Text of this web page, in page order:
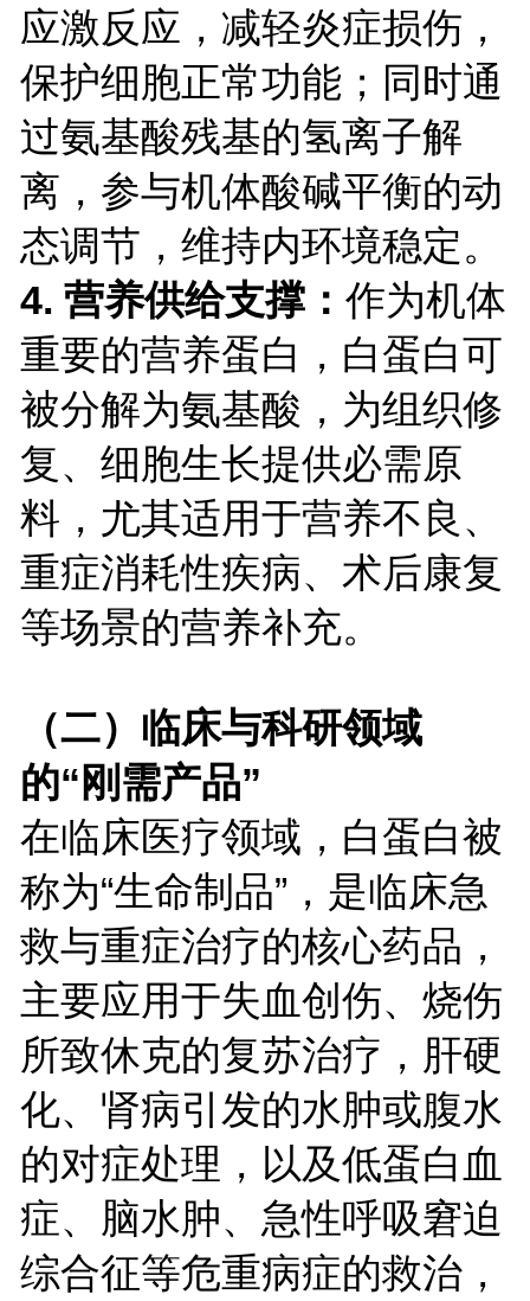
应激反应，减轻炎症损伤，
保护细胞正常功能；同时通
过氨基酸残基的氢离子解
离，参与机体酸碱平衡的动
态调节，维持内环境稳定。
4. 营养供给支撑： 作为机体
重要的营养蛋白，白蛋白可
被分解为氨基酸，为组织修
复、细胞生长提供必需原
料，尤其适用于营养不良、
重症消耗性疾病、术后康复
等场景的营养补充。
（二）临床与科研领域
的“刚需产品”
在临床医疗领域，白蛋白被
称为“生命制品”，是临床急
救与重症治疗的核心药品，
主要应用于失血创伤、烧伤
所致休克的复苏治疗，肝硬
化、肾病引发的水肿或腹水
的对症处理，以及低蛋白血
症、脑水肿、急性呼吸窘迫
综合征等危重病症的救治，